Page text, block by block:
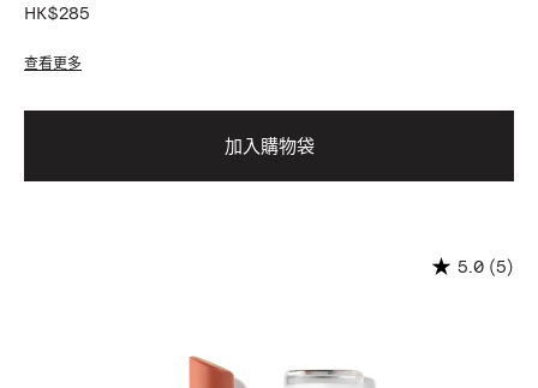
HK$285
查看更多
加入購物袋
5.0 (5)